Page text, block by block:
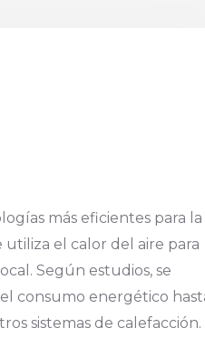
más eficientes para la
el calor del aire para
Según estudios, se
consumo energético
sistemas de calefacción.